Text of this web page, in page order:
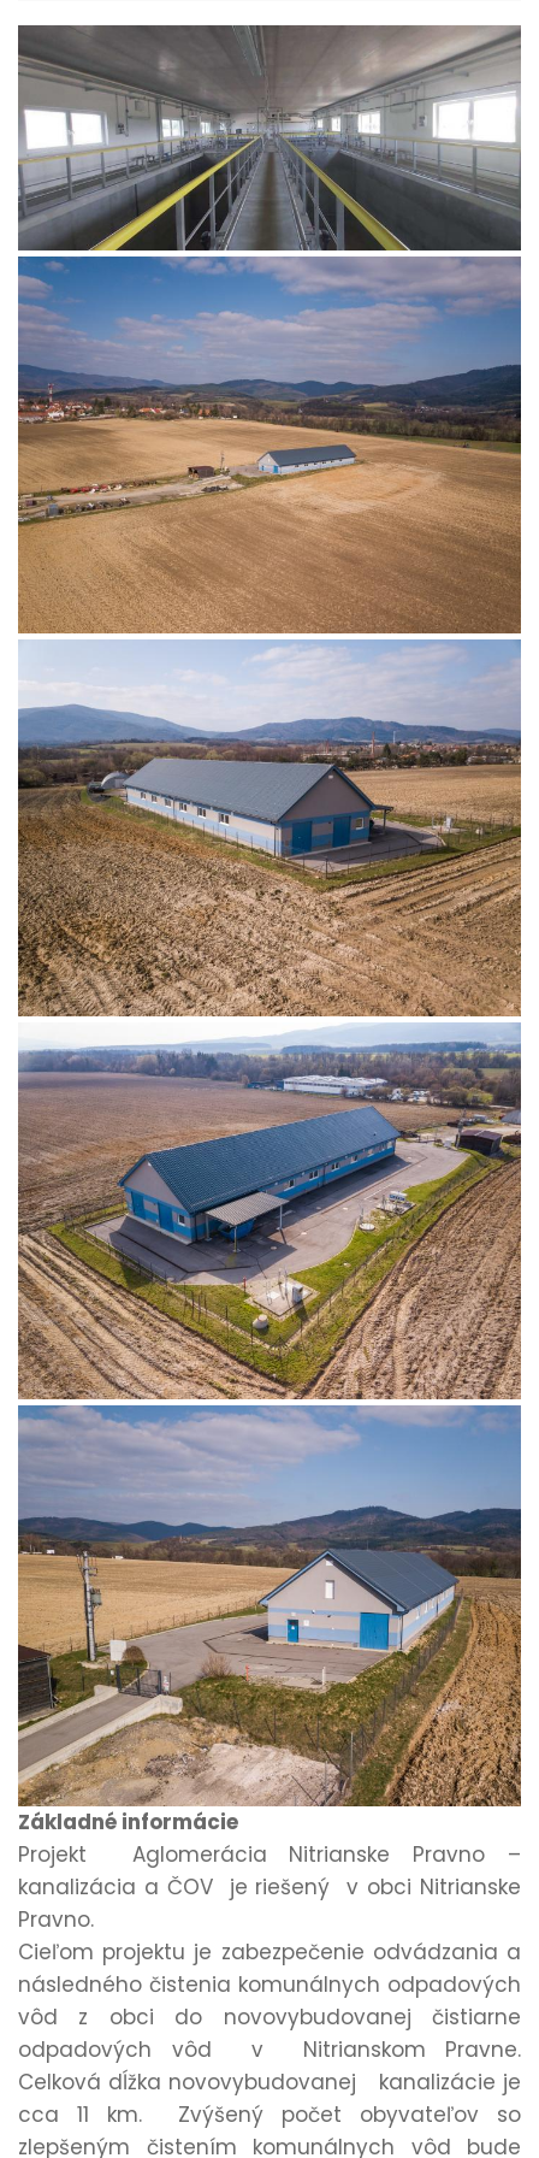
Základné informácie
Projekt Aglomerácia Nitrianske Pravno –
kanalizácia a ČOV je riešený v obci Nitrianske
Pravno.
Cieľom projektu je zabezpečenie odvádzania a
následného čistenia komunálnych odpadových
vôd z obci do novovybudovanej čistiarne
odpadových vôd v Nitrianskom Pravne.
Celková dĺžka novovybudovanej kanalizácie je
cca 11 km. Zvýšený počet obyvateľov so
zlepšeným čistením komunálnych vôd bude